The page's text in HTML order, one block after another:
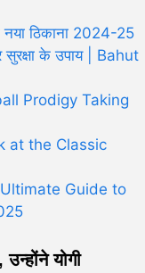
नया ठिकाना 2024-25
सुरक्षा के उपाय | Bahut
Prodigy Taking
at the Classic
Guide to
योगी